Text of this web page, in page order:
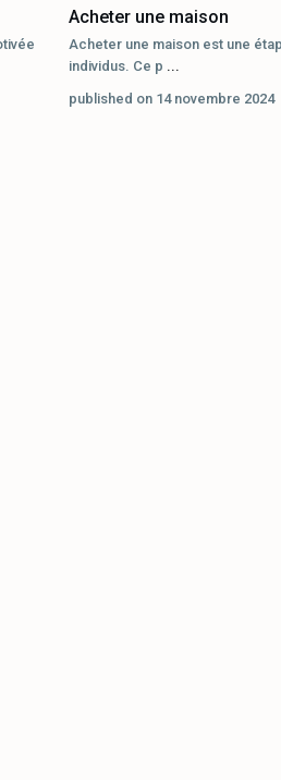
Acheter une maison
Acheter une maison est une
individus. Ce p ...
published on 14 novembre 2024